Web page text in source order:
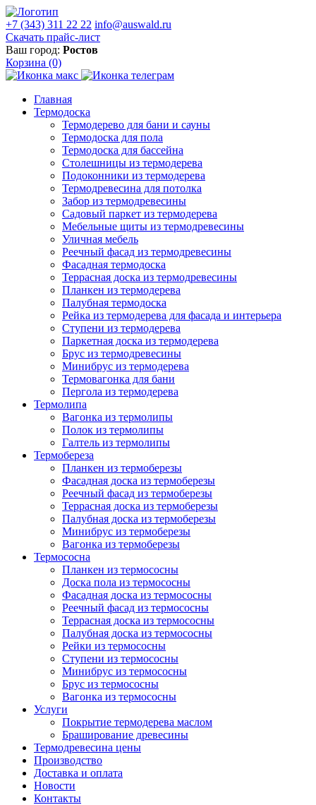
+7 (343) 311 22 22 info@auswald.ru
Скачать прайс-лист
Ваш город: Ростов
Корзина (0)
Главная
Термодоска
Термодерево для бани и сауны
Термодоска для пола
Термодоска для бассейна
Столешницы из термодерева
Подоконники из термодерева
Термодревесина для потолка
Забор из термодревесины
Садовый паркет из термодерева
Мебельные щиты из термодревесины
Уличная мебель
Реечный фасад из термодревесины
Фасадная термодоска
Террасная доска из термодревесины
Планкен из термодерева
Палубная термодоска
Рейка из термодерева для фасада и интерьера
Ступени из термодерева
Паркетная доска из термодерева
Брус из термодревесины
Минибрус из термодерева
Термовагонка для бани
Пергола из термодерева
Термолипа
Вагонка из термолипы
Полок из термолипы
Галтель из термолипы
Термобереза
Планкен из термоберезы
Фасадная доска из термоберезы
Реечный фасад из термоберезы
Террасная доска из термоберезы
Палубная доска из термоберезы
Минибрус из термоберезы
Вагонка из термоберезы
Термососна
Планкен из термососны
Доска пола из термососны
Фасадная доска из термососны
Реечный фасад из термососны
Террасная доска из термососны
Палубная доска из термососны
Рейки из термососны
Ступени из термососны
Минибрус из термососны
Брус из термососны
Вагонка из термососны
Услуги
Покрытие термодерева маслом
Браширование древесины
Термодревесина цены
Производство
Доставка и оплата
Новости
Контакты